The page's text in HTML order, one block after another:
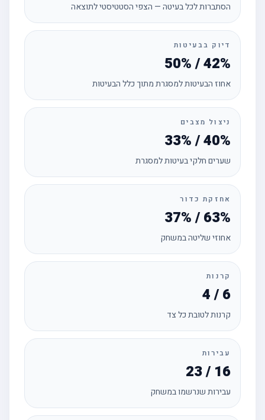
הסתברות לכל בעיטה — הצפי הסטטיסטי לתוצאה
דיוק בבעיטות
50% / 42%
אחוז הבעיטות למסגרת מתוך כלל הבעיטות
ניצול מצבים
33% / 40%
שערים חלקי בעיטות למסגרת
אחזקת כדור
37% / 63%
אחוזי שליטה במשחק
קרנות
4 / 6
קרנות לטובת כל צד
עבירות
23 / 16
עבירות שנרשמו במשחק